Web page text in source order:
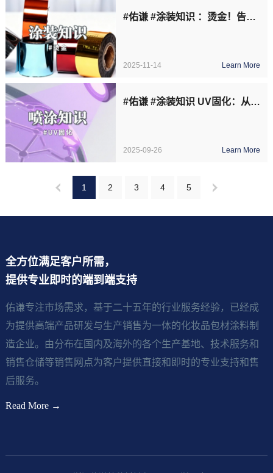
#佑谦 #涂装知识 ：烫金！告别烫金脱落！喷涂才是关键一步
2025-11-14 Learn More
#佑谦 #涂装知识 UV固化：从核心原理讲起，拆解固化环节的技术难点！
2025-09-26 Learn More
1 2 3 4 5
全方位满足客户所需，
提供专业即时的端到端支持
佑谦专注市场需求，基于二十五年的行业服务经验，已经成
为提供高端产品研发与生产销售为一体的化妆品包材涂料制
造企业。由分布在国内及海外的各个生产基地、技术服务和
销售仓储等销售网点为客户提供直接和即时的专业支持和售
后服务。
Read More →